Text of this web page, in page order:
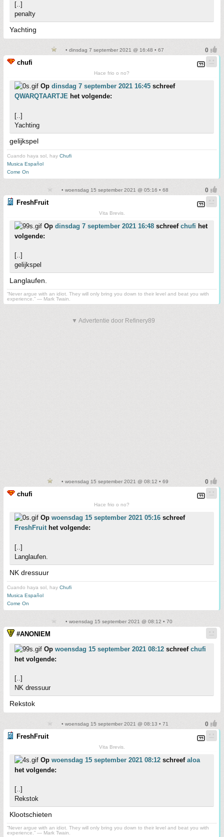
[..]
penalty
Yachting
• dinsdag 7 september 2021 @ 16:48 • 67
chufi
Hace frio o no?
Op dinsdag 7 september 2021 16:45 schreef
QWARQTAARTJE het volgende:
[..]
Yachting
gelijkspel
Cuando haya sol, hay Chufi
Musica Español
Come On
• woensdag 15 september 2021 @ 05:16 • 68
FreshFruit
Vita Brevis.
Op dinsdag 7 september 2021 16:48 schreef chufi het
volgende:
[..]
gelijkspel
Langlaufen.
“Never argue with an idiot. They will only bring you down to their level and beat you with
experience.” ― Mark Twain.
▼ Advertentie door Refinery89
• woensdag 15 september 2021 @ 08:12 • 69
chufi
Hace frio o no?
Op woensdag 15 september 2021 05:16 schreef
FreshFruithet volgende:
[..]
Langlaufen.
NK dressuur
Cuando haya sol, hay Chufi
Musica Español
Come On
• woensdag 15 september 2021 @ 08:12 • 70
#ANONIEM
Op woensdag 15 september 2021 08:12 schreef chufi
het volgende:
[..]
NK dressuur
Rekstok
• woensdag 15 september 2021 @ 08:13 • 71
FreshFruit
Vita Brevis.
Op woensdag 15 september 2021 08:12 schreef aloa
het volgende:
[..]
Rekstok
Klootschieten
“Never argue with an idiot. They will only bring you down to their level and beat you with
experience.” ― Mark Twain.